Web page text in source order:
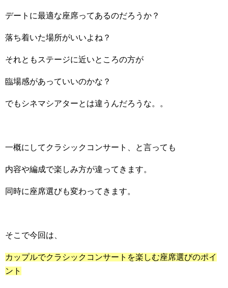
デートに最適な座席ってあるのだろうか？
落ち着いた場所がいいよね？
それともステージに近いところの方が
臨場感があっていいのかな？
でもシネマシアターとは違うんだろうな。。
一概にしてクラシックコンサート、と言っても
内容や編成で楽しみ方が違ってきます。
同時に座席選びも変わってきます。
そこで今回は、
カップルでクラシックコンサートを楽しむ座席選びのポイ
ント